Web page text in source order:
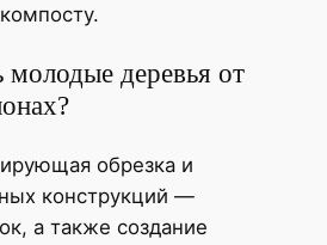
молодые деревья от
обрезка и
конструкций —
а также создание